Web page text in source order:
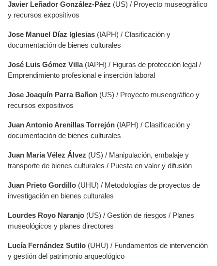
Javier Leñador González-Páez (US) / Proyecto museográfico
y recursos expositivos
Jose Manuel Díaz Iglesias (IAPH) / Clasificación y
documentación de bienes culturales
José Luis Gómez Villa(IAPH) / Figuras de protección legal /
Emprendimiento profesional e inserción laboral
Jose Joaquín Parra Bañon (US) / Proyecto museográfico y
recursos expositivos
Juan Antonio Arenillas Torrejón (IAPH) / Clasificación y
documentación de bienes culturales
Juan María Vélez Álvez (US) / Manipulación, embalaje y
transporte de bienes culturales / Puesta en valor y difusión
Juan Prieto Gordillo (UHU) / Metodologías de proyectos de
investigación en bienes culturales
Lourdes Royo Naranjo (US) / Gestión de riesgos / Planes
museológicos y planes directores
Lucía Fernández Sutilo (UHU) / Fundamentos de intervención
y gestión del patrimonio arqueológico